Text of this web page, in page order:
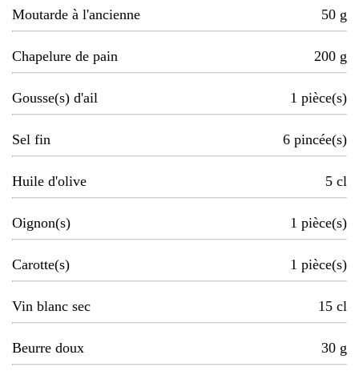
Moutarde à l'ancienne 50 g
Chapelure de pain 200 g
Gousse(s) d'ail 1 pièce(s)
Sel fin 6 pincée(s)
Huile d'olive 5 cl
Oignon(s) 1 pièce(s)
Carotte(s) 1 pièce(s)
Vin blanc sec 15 cl
Beurre doux 30 g